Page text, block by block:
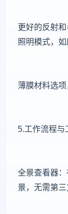
更好的反射
照明模式，如
薄膜材料选
5.工作流程与
全景查看器
景，无需第三